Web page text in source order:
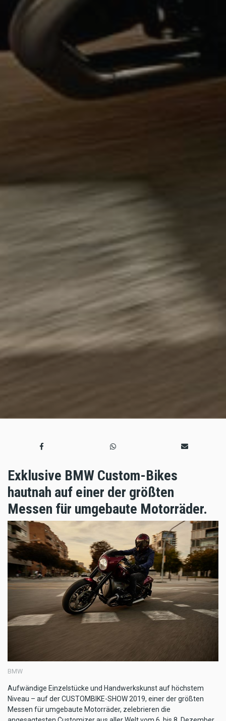
Exklusive BMW Custom-Bikes
hautnah auf einer der größten
Messen für umgebaute Motorräder.
BMW
Aufwändige Einzelstücke und Handwerkskunst auf höchstem
Niveau – auf der CUSTOMBIKE-SHOW 2019, einer der größten
Messen für umgebaute Motorräder, zelebrieren die